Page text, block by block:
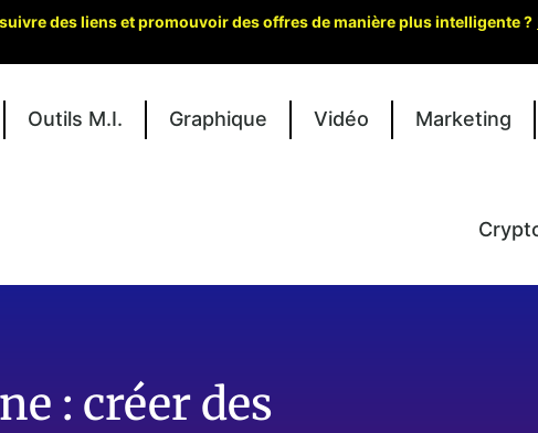
Outils M.I. Graphique Vidéo Marketing
: créer des
des liens et promouvoir des offres de manière plus intelligente ?